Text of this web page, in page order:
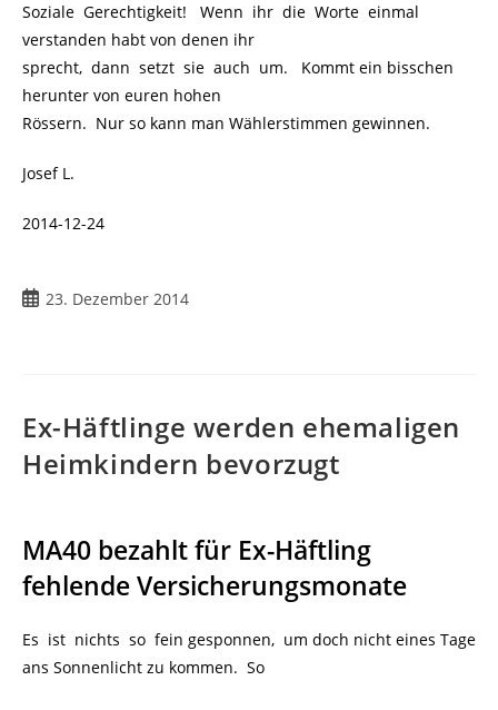
Soziale Gerechtigkeit! Wenn ihr die Worte einmal
verstanden habt von denen ihr
sprecht, dann setzt sie auch um. Kommt ein bisschen
herunter von euren hohen
Rössern. Nur so kann man Wählerstimmen gewinnen.
Josef L.
2014-12-24
23. Dezember 2014
Ex-Häftlinge werden ehemaligen
Heimkindern bevorzugt
MA40 bezahlt für Ex-Häftling
fehlende Versicherungsmonate
Es ist nichts so fein gesponnen, um doch nicht eines Tage
ans Sonnenlicht zu kommen. So